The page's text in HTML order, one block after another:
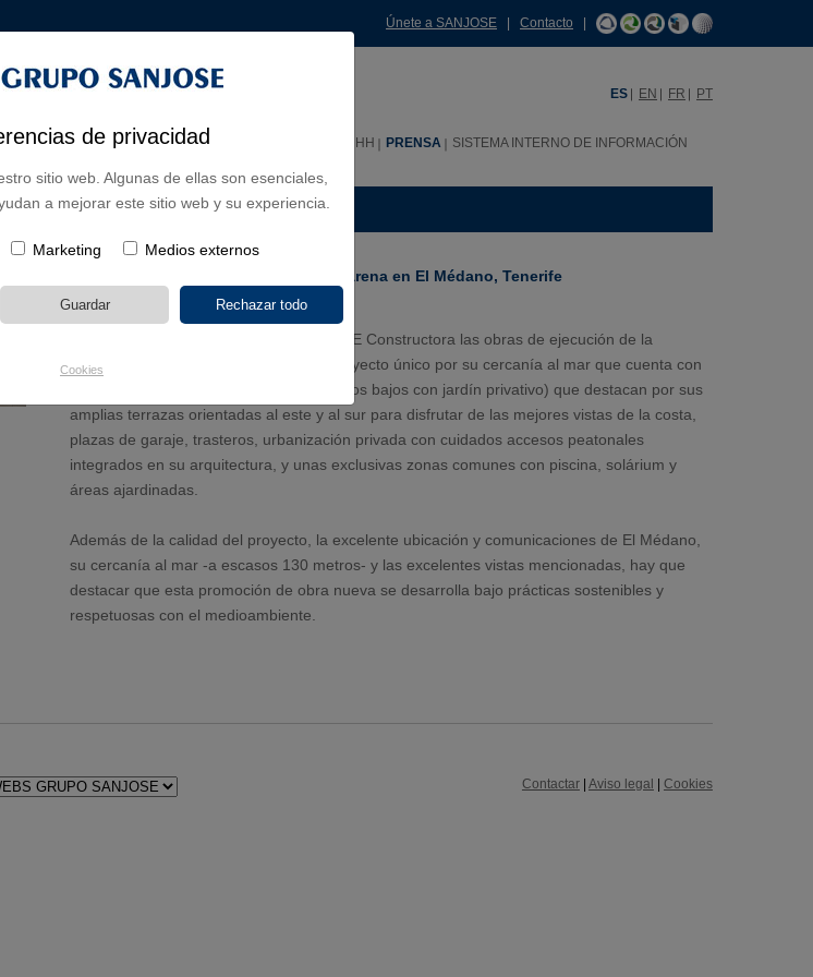
de privacidad
sitio web. Algunas de ellas son esenciales,
a mejorar este sitio web y su experiencia.
Marketing Medios externos
Cookies
Únete a SANJOSE Contacto
ES EN FR PT
ACCIONISTAS E INVERSORES INNOVACIÓN RRHH PRENSA SISTEMA INTERNO DE INFORMACIÓN
Tenerife
SANJOSE construirá el Residencial Carena en El Médano, Tenerife
10/04/2024
AEDAS Homes ha adjudicado a SANJOSE Constructora las obras de ejecución de la
promoción Carena en El Médano, un proyecto único por su cercanía al mar que cuenta con
52 viviendas de 2 y 3 dormitorios (incluidos bajos con jardín privativo) que destacan por sus
amplias terrazas orientadas al este y al sur para disfrutar de las mejores vistas de la costa,
plazas de garaje, trasteros, urbanización privada con cuidados accesos peatonales
integrados en su arquitectura, y unas exclusivas zonas comunes con piscina, solárium y
áreas ajardinadas.
Además de la calidad del proyecto, la excelente ubicación y comunicaciones de El Médano,
su cercanía al mar -a escasos 130 metros- y las excelentes vistas mencionadas, hay que
destacar que esta promoción de obra nueva se desarrolla bajo prácticas sostenibles y
respetuosas con el medioambiente.
Contactar| Aviso legal Cookies